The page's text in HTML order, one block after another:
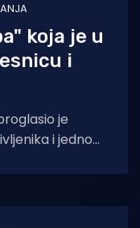
koja je u
i
je
i jednog
Jadranskom